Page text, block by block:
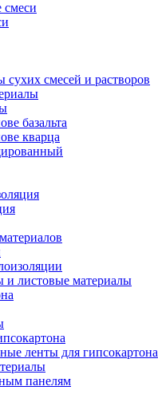
смесей и растворов
базальта
кварца
и листовые материалы
ленты для гипсокартона
панелям